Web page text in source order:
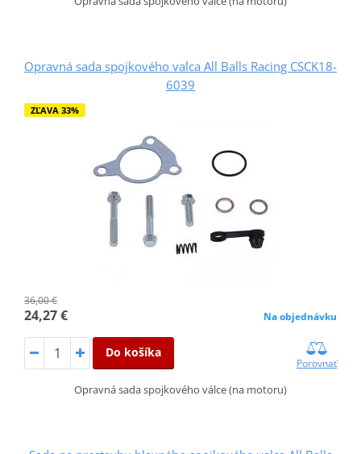
Opravná sada spojkového valca All Balls Racing CSCK18-
6039
ZĽAVA 33%
36,00 €
24,27 € Na objednávku
Do košíka
Porovnať
Opravná sada spojkového válce (na motoru)